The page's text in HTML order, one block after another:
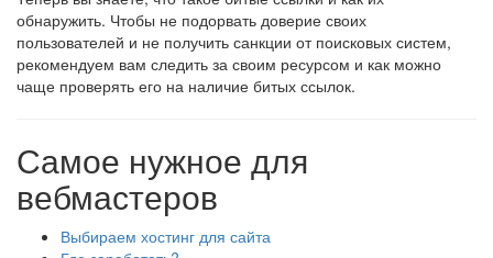
обнаружить. Чтобы не подорвать доверие своих
пользователей и не получить санкции от поисковых систем,
рекомендуем вам следить за своим ресурсом и как можно
чаще проверять его на наличие битых ссылок.
Самое нужное для
вебмастеров
Выбираем хостинг для сайта